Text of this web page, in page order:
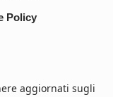
Policy
aggiornati sugli